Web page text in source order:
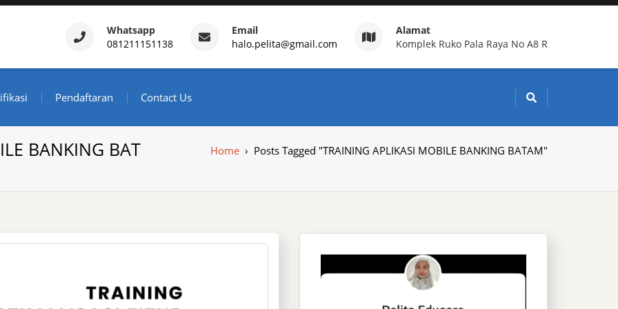
– Daftar Training Indonesia
Whatsapp
081211151138
Email
halo.pelita@gmail.com
Alamat
Komplek Ruko Pala Raya No A8 R
Pendaftaran Contact Us
BANKING BAT Home › Posts Tagged "TRAINING APLIKASI MOBILE BANKING BATAM"